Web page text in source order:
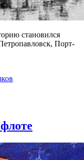
становился
Порт-